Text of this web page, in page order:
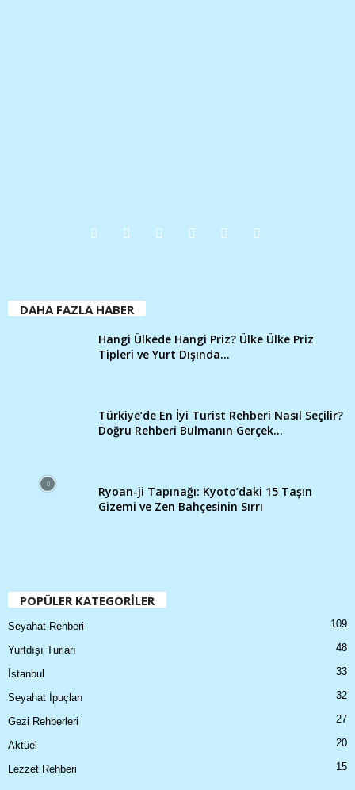
DAHA FAZLA HABER
Hangi Ülkede Hangi Priz? Ülke Ülke Priz
Tipleri ve Yurt Dışında...
Türkiye’de En İyi Turist Rehberi Nasıl Seçilir?
Doğru Rehberi Bulmanın Gerçek...
Ryoan-ji Tapınağı: Kyoto’daki 15 Taşın
Gizemi ve Zen Bahçesinin Sırrı
POPÜLER KATEGORİLER
Seyahat Rehberi 109
Yurtdışı Turları 48
İstanbul 33
Seyahat İpuçları 32
Gezi Rehberleri 27
Aktüel 20
Lezzet Rehberi 15